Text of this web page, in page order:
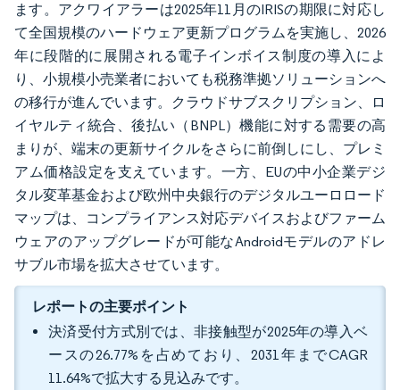
ます。アクワイアラーは2025年11月のIRISの期限に対応し
て全国規模のハードウェア更新プログラムを実施し、2026
年に段階的に展開される電子インボイス制度の導入によ
り、小規模小売業者においても税務準拠ソリューションへ
の移行が進んでいます。クラウドサブスクリプション、ロ
イヤルティ統合、後払い（BNPL）機能に対する需要の高
まりが、端末の更新サイクルをさらに前倒しにし、プレミ
アム価格設定を支えています。一方、EUの中小企業デジ
タル変革基金および欧州中央銀行のデジタルユーロロード
マップは、コンプライアンス対応デバイスおよびファーム
ウェアのアップグレードが可能なAndroidモデルのアドレ
サブル市場を拡大させています。
レポートの主要ポイント
決済受付方式別では、非接触型が2025年の導入ベ
ースの26.77%を占めており、2031年までCAGR
11.64%で拡大する見込みです。